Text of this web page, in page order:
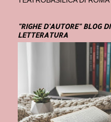
"RIGHE D'AUTORE" BLOG DI
LETTERATURA